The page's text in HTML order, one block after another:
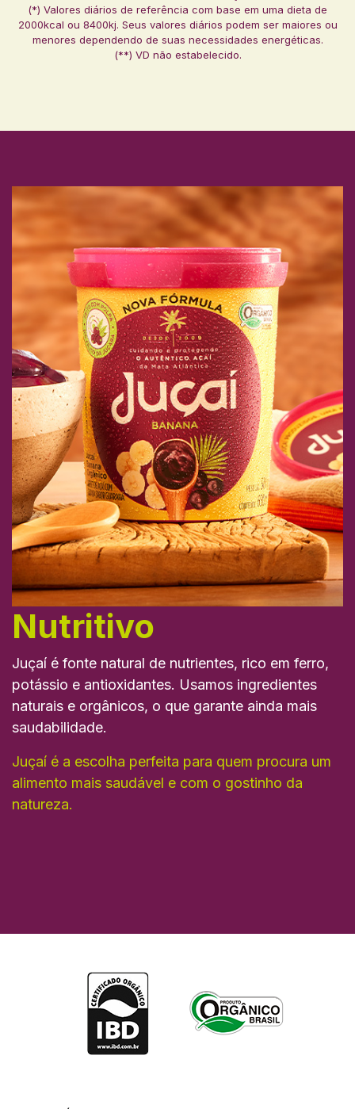
(*) Valores diários de referência com base em uma dieta de
2000kcal ou 8400kj. Seus valores diários podem ser maiores ou
menores dependendo de suas necessidades energéticas.
(**) VD não estabelecido.
Nutritivo
Juçaí é fonte natural de nutrientes, rico em ferro,
potássio e antioxidantes. Usamos ingredientes
naturais e orgânicos, o que garante ainda mais
saudabilidade.
Juçaí é a escolha perfeita para quem procura um
alimento mais saudável e com o gostinho da
natureza.